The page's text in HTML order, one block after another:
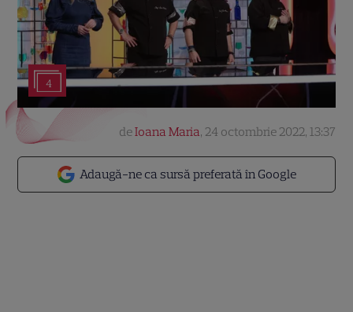
4
Adaugă-ne ca sursă preferată în Google
deIoana Maria, 24 octombrie 2022, 13:37